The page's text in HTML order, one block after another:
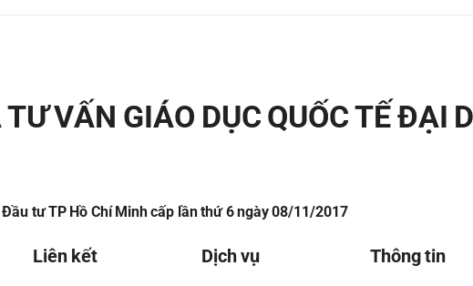
VẤN GIÁO DỤC QUỐC TẾ ĐẠI
tư TP Hồ Chí Minh cấp lần thứ 6 ngày 08/11/2017
Liên kết Dịch vụ Thông tin